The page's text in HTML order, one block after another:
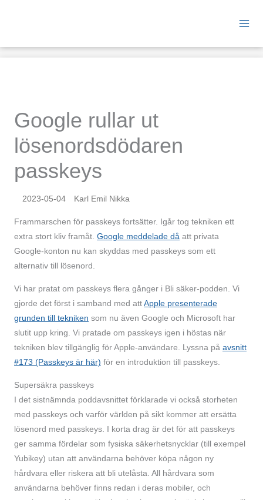
Google rullar ut
lösenords­dödaren
passkeys
2023-05-04 Karl Emil Nikka
Fram­marschen för passkeys fortsätter. Igår tog tekniken ett
extra stort kliv framåt. Google meddelade då att privata
Google-konton nu kan skyddas med passkeys som ett
alternativ till lösenord.
Vi har pratat om passkeys flera gånger i Bli säker-podden. Vi
gjorde det först i samband med attApple presenterade
grunden till tekniken som nu även Google och Microsoft har
slutit upp kring. Vi pratade om passkeys igen i höstas när
tekniken blev tillgänglig för Apple-användare. Lyssna på avsnitt
#173 (Passkeys är här) för en introduktion till passkeys.
Supersäkra passkeys
I det sistnämnda podd­avsnittet förklarade vi också storheten
med passkeys och varför världen på sikt kommer att ersätta
lösenord med passkeys. I korta drag är det för att passkeys
ger samma fördelar som fysiska säkerhets­nycklar (till exempel
Yubikey) utan att användarna behöver köpa någon ny
hårdvara eller riskera att bli utelåsta. All hårdvara som
användarna behöver finns redan i deras mobiler, och